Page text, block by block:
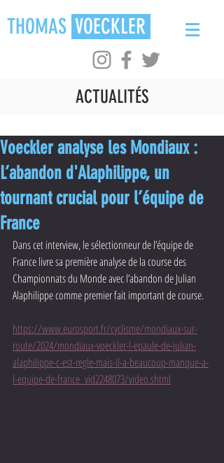
THOMAS VOECKLER
ACTUALITÉS
Voeckler analyse les Mondiaux :
L’abandon d'Alaphilippe, un
tournant crucial pour l’équipe de
France
Dans cet interview, le sélectionneur de l’équipe de
France livre sa première analyse de la course des
Championnats du Monde avec l’abandon de Julian
Alaphilippe comme premier fait important de course.
https://www.eurosport.fr/cyclisme/mondiaux-sur-
route/2024/mondiaux-voeckler-l-epaule-de-julian-
alaphilippe-c-est-regle-mais-il-a-beaucoup-manque-a-
l-equipe-de-france_vid2248073/video.shtml